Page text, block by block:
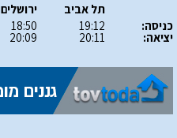
כניסה:
יציאה:
תל אביב
19:12
20:11
ירושלים
18:50
20:09